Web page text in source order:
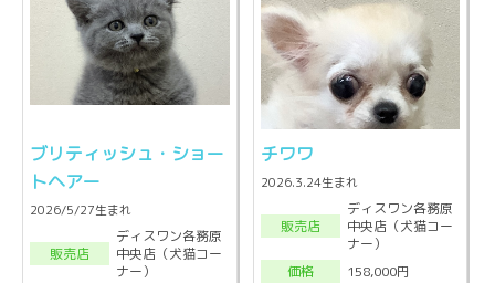
ブリティッシュ・ショー
トヘアー
2026/5/27生まれ
販売店
ディスワン各務原
中央店（犬猫コー
ナー）
チワワ
2026.3.24生まれ
販売店
ディスワン各務原
中央店（犬猫コー
ナー）
価格
158,000円